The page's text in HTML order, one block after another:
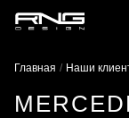
Главная Наши